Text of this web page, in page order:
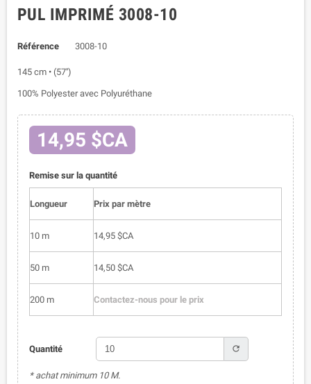
PUL IMPRIMÉ 3008-10
Référence 3008-10
145 cm • (57'')
100% Polyester avec Polyuréthane
14,95 $CA
Remise sur la quantité
Longueur Prix par mètre
10 m 14,95 $CA
50 m 14,50 $CA
200 m Contactez-nous pour le prix
Quantité refresh
* achat minimum 10 M.